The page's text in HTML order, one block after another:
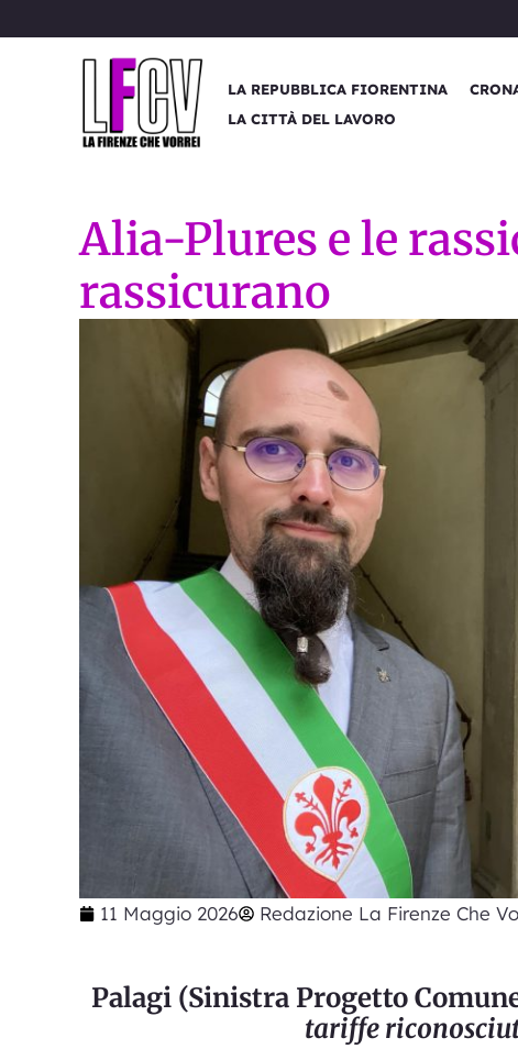
al
LA REPUBBLICA FIORENTINA
LA CITTÀ DEL LAVORO
Alia-Plures e le
rassicurano
11 Maggio 2026 Redazione La Firenze Che
Palagi (Sinistra Progetto
tariffe